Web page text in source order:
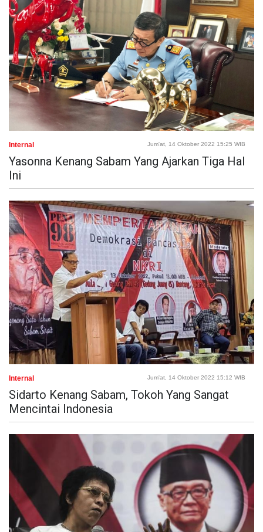
Internal Jum'at, 14 Oktober 2022 15:25 WIB
Yasonna Kenang Sabam Yang Ajarkan Tiga Hal
Ini
Internal Jum'at, 14 Oktober 2022 15:12 WIB
Sidarto Kenang Sabam, Tokoh Yang Sangat
Mencintai Indonesia